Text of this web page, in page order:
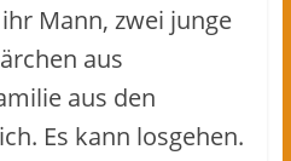
Mann, zwei junge
aus
aus den
Es kann losgehen.